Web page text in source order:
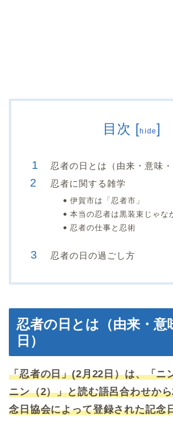
目次 [hide]
忍者の日とは（由来・意味・
忍者に関する雑学
伊賀市は「忍者市」
本当の忍者は黒装束じゃな
忍者の仕事と忍術
忍者の日の過ごし方
忍者の日とは（由来・意
日）
「忍者の日」(2月22日）は、「ニ
ニン（2）」と読む語呂合わせか
念日協会によって登録された記念